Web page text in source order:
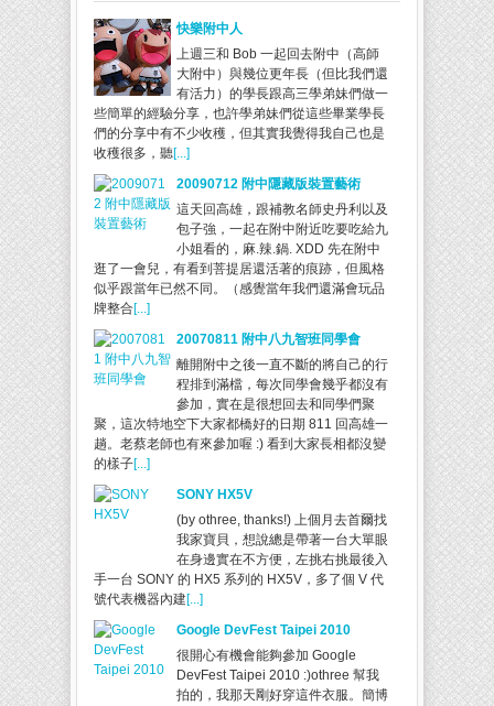
快樂附中人
上週三和 Bob 一起回去附中（高師
大附中）與幾位更年長（但比我們還
有活力）的學長跟高三學弟妹們做一
些簡單的經驗分享，也許學弟妹們從這些畢業學長
們的分享中有不少收穫，但其實我覺得我自己也是
收穫很多，聽[...]
20090712 附中隱藏版裝置藝術
這天回高雄，跟補教名師史丹利以及
包子強，一起在附中附近吃要吃給九
小姐看的，麻.辣.鍋. XDD 先在附中
逛了一會兒，有看到菩提居還活著的痕跡，但風格
似乎跟當年已然不同。（感覺當年我們還滿會玩品
牌整合[...]
20070811 附中八九智班同學會
離開附中之後一直不斷的將自己的行
程排到滿檔，每次同學會幾乎都沒有
參加，實在是很想回去和同學們聚
聚，這次特地空下大家都橋好的日期 811 回高雄一
趟。老蔡老師也有來參加喔 :) 看到大家長相都沒變
的樣子[...]
SONY HX5V
(by othree, thanks!) 上個月去首爾找
我家寶貝，想說總是帶著一台大單眼
在身邊實在不方便，左挑右挑最後入
手一台 SONY 的 HX5 系列的 HX5V，多了個 V 代
號代表機器內建[...]
Google DevFest Taipei 2010
很開心有機會能夠參加 Google
DevFest Taipei 2010 :)othree 幫我
拍的，我那天剛好穿這件衣服。簡博